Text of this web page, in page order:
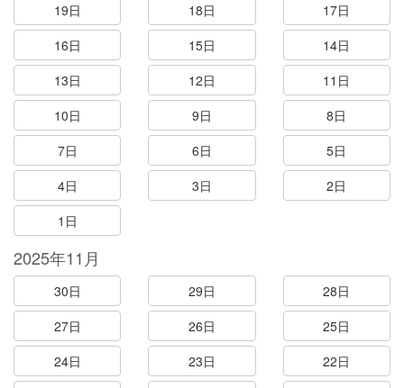
19日
18日
17日
16日
15日
14日
13日
12日
11日
10日
9日
8日
7日
6日
5日
4日
3日
2日
1日
2025年11月
30日 29日
28日
27日
26日
25日
24日
23日
22日